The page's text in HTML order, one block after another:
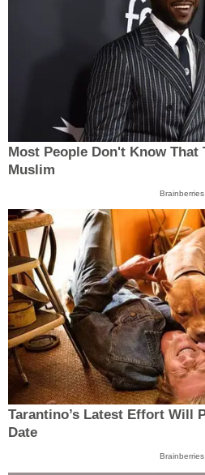
Most People Don't Know That
Muslim
Brainberries
Tarantino’s Latest Effort Will
Date
Brainberries